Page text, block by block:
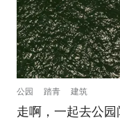
公园 踏青 建筑
走啊，一起去公